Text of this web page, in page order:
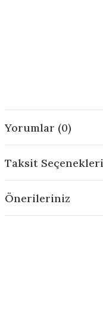
Yorumlar (0)
Taksit Seçenekleri
Önerileriniz